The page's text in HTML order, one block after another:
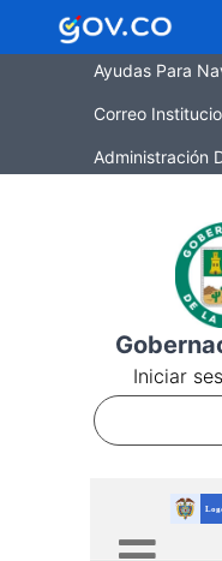
Ayudas Para
Correo
Administración
Iniciar